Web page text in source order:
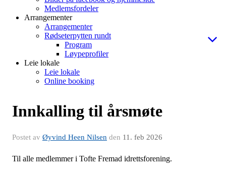
Medlemsfordeler
Arrangementer
Arrangementer
Rødseterpytten rundt
Program
Løypeprofiler
Leie lokale
Leie lokale
Online booking
Innkalling til årsmøte
Postet av Øyvind Heen Nilsen den 11. feb 2026
Til alle medlemmer i Tofte Fremad idrettsforening.